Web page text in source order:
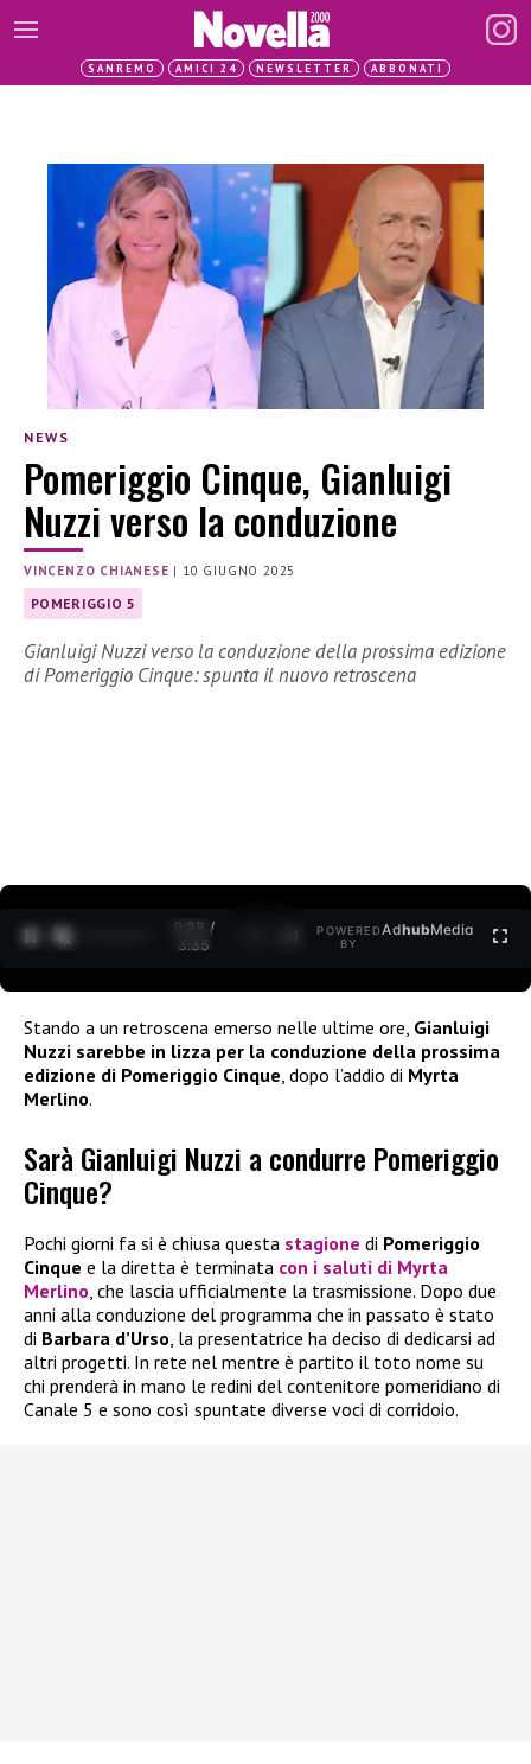
SANREMO AMICI 24 NEWSLETTER ABBONATI
NEWS
Pomeriggio Cinque, Gianluigi
Nuzzi verso la conduzione
VINCENZO CHIANESE | 10 GIUGNO 2025
POMERIGGIO 5
Gianluigi Nuzzi verso la conduzione della prossima edizione
di Pomeriggio Cinque: spunta il nuovo retroscena
0:30 /
3:35
POWERED
BY
AdhubMedia
Stando a un retroscena emerso nelle ultime ore, Gianluigi
Nuzzi sarebbe in lizza per la conduzione della prossima
edizione di Pomeriggio Cinque , dopo l’addio di Myrta
Merlino.
Sarà Gianluigi Nuzzi a condurre Pomeriggio
Cinque?
Pochi giorni fa si è chiusa questa stagione di Pomeriggio
Cinque e la diretta è terminata con i saluti di Myrta
Merlino, che lascia ufficialmente la trasmissione. Dopo due
anni alla conduzione del programma che in passato è stato
di Barbara d’Urso, la presentatrice ha deciso di dedicarsi ad
altri progetti. In rete nel mentre è partito il toto nome su
chi prenderà in mano le redini del contenitore pomeridiano di
Canale 5 e sono così spuntate diverse voci di corridoio.